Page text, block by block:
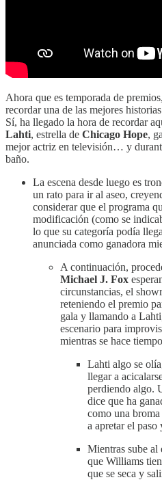
Ahora que es temporada de
recordar una de las mejores
Sí, ha llegado la hora de recordar
Lahti, estrella de Chicago Hope,
mejor actriz en televisión… y
baño.
La escena desde luego es
un rato para ir al aseo,
considerar que el programa
modificación (como se
lo que su categoría podía
anunciada como ganadora
A continuación,
Michael J. Fox
circunstancias, el
reteniendo el premio
gala y llamando a
escenario para
mientras se hace
Lahti algo se
llegar a
perdiendo algo.
dice que ha
como una broma
a apretar el paso
Mientras sube al
que Williams
que se seca y